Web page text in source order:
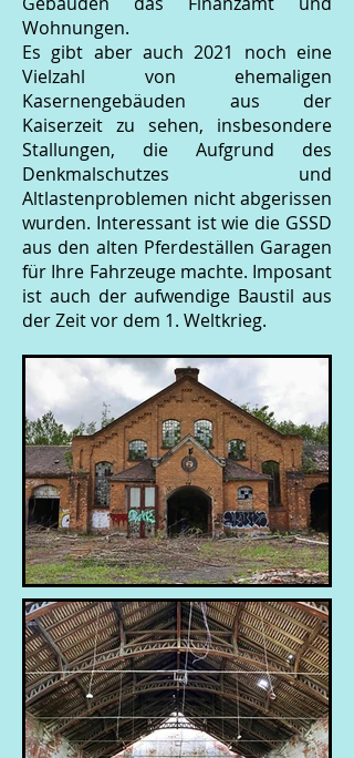
Wohnungen.
Es gibt aber auch 2021 noch eine
Vielzahl von ehemaligen
Kasernengebäuden aus der
Kaiserzeit zu sehen, insbesondere
Stallungen, die Aufgrund des
Denkmalschutzes und
Altlastenproblemen nicht abgerissen
wurden. Interessant ist wie die GSSD
aus den alten Pferdeställen Garagen
für Ihre Fahrzeuge machte. Imposant
ist auch der aufwendige Baustil aus
der Zeit vor dem 1. Weltkrieg.